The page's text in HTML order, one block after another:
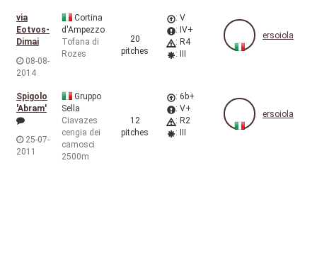
via
Eotvos-
Dimai
08-08-
2014
Cortina
d'Ampezzo
Tofana di
Rozes
20
pitches
: V
: IV+
: R4
: III
ersoiola
Spigolo
'Abram'
25-07-
2011
Gruppo
Sella
Ciavazes
cengia dei
camosci
2500m
12
pitches
: 6b+
: V+
: R2
: III
ersoiola